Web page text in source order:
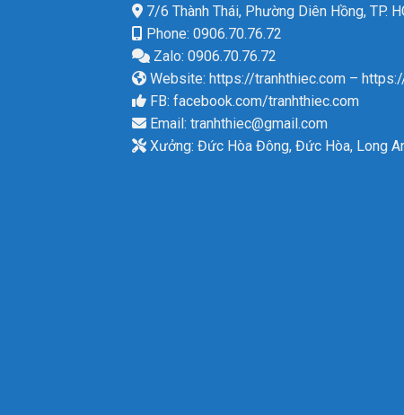
7/6 Thành Thái, Phường Diên Hồng, TP.
Phone: 0906.70.76.72
Zalo: 0906.70.76.72
Website: https://tranhthiec.com –
FB: facebook.com/tranhthiec.com
Email: tranhthiec@gmail.com
Xưởng: Đức Hòa Đông, Đức Hòa, Long